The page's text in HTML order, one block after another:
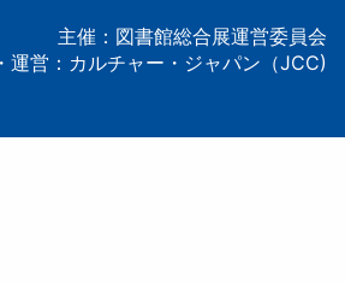
主催：図書館総合展運営委員会
運営：カルチャー・ジャパン（JCC)